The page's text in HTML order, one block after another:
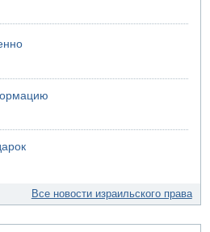
Все новости израильского права